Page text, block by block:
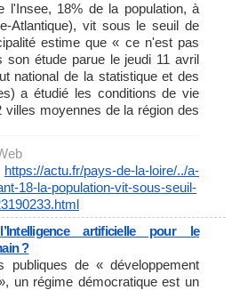
l'Insee, 18% de la population, à
Atlantique), vit sous le seuil de
estime que « ce n'est pas
son étude parue le jeudi 11 avril
national de la statistique et des
a étudié les conditions de vie
villes moyennes de la région des
https://actu.fr/pays-de-la-loire/../a-
18-la-population-vit-sous-seuil-
artificielle pour le
?
publiques de « développement
un régime démocratique est un